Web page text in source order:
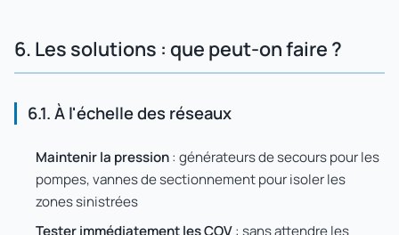
6. Les solutions : que peut-on faire ?
6.1. À l'échelle des réseaux
Maintenir la pression: générateurs de secours pour les
pompes, vannes de sectionnement pour isoler les
zones sinistrées
Tester immédiatement les COV: sans attendre les